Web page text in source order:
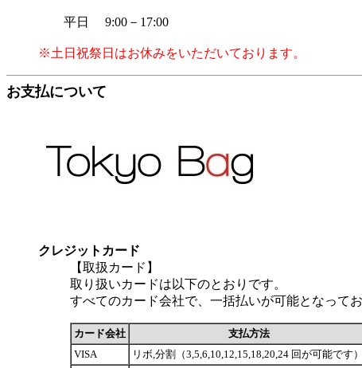
平日 9:00－17:00
※土日祝祭日はお休みをいただいております。
お支払について
クレジットカード
【取扱カード】
取り扱いカードは以下のとおりです。
すべてのカード会社で、一括払いが可能となってお
カード会社
支払方法
VISA
リボ,分割（3,5,6,10,12,15,18,20,24 回が可能です）